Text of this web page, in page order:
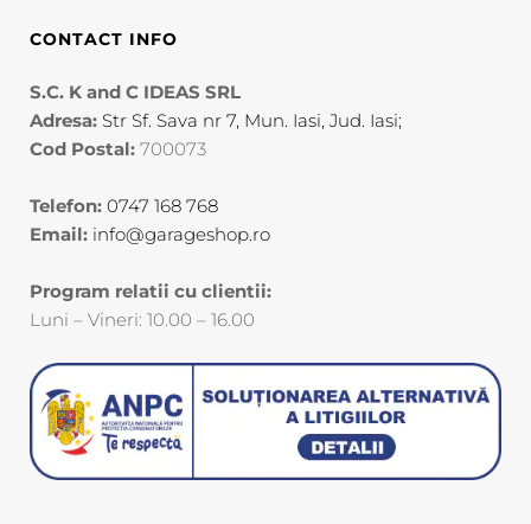
CONTACT INFO
S.C. K and C IDEAS SRL
Adresa: Str Sf. Sava nr 7, Mun. Iasi, Jud. Iasi;
Cod Postal: 700073
Telefon: 0747 168 768
Email: info@garageshop.ro
Program relatii cu clientii:
Luni – Vineri: 10.00 – 16.00